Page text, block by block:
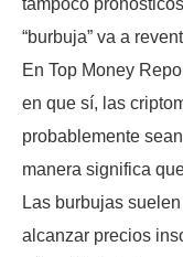
“burbuja” va a
En Top Money
en que sí, las
probablemente
manera significa
Las burbujas
alcanzar precios